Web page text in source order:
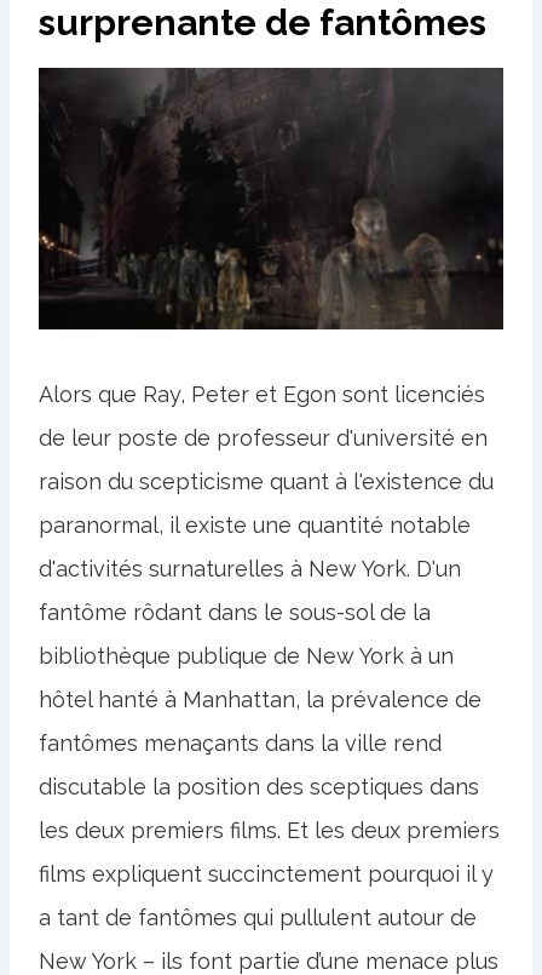
surprenante de fantômes
Alors que Ray, Peter et Egon sont licenciés
de leur poste de professeur d'université en
raison du scepticisme quant à l'existence du
paranormal, il existe une quantité notable
d'activités surnaturelles à New York. D'un
fantôme rôdant dans le sous-sol de la
bibliothèque publique de New York à un
hôtel hanté à Manhattan, la prévalence de
fantômes menaçants dans la ville rend
discutable la position des sceptiques dans
les deux premiers films. Et les deux premiers
films expliquent succinctement pourquoi il y
a tant de fantômes qui pullulent autour de
New York – ils font partie d’une menace plus